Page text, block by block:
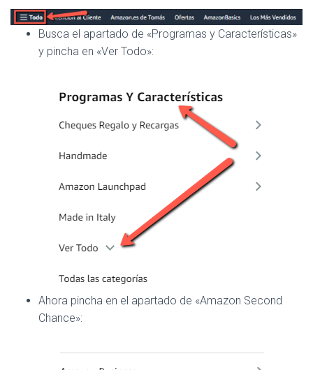
Busca el apartado de «Programas y Características»
y pincha en «Ver Todo»:
Ahora pincha en el apartado de «Amazon Second
Chance»: